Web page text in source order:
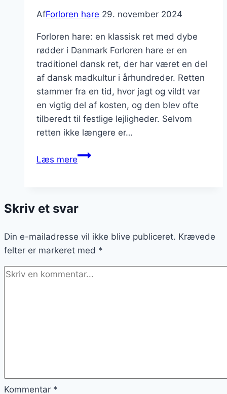
AfForloren hare 29. november 2024
Forloren hare: en klassisk ret med dybe
rødder i Danmark Forloren hare er en
traditionel dansk ret, der har været en del
af dansk madkultur i århundreder. Retten
stammer fra en tid, hvor jagt og vildt var
en vigtig del af kosten, og den blev ofte
tilberedt til festlige lejligheder. Selvom
retten ikke længere er…
Læs mereForloren
tips
Skriv et svar
Din e-mailadresse vil ikke blive publiceret. Krævede
felter er markeret med *
Kommentar *